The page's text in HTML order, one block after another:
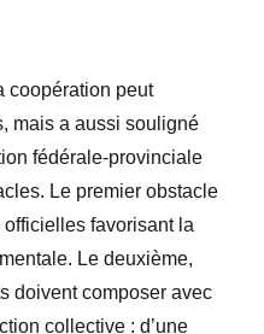
coopération peut
mais a aussi souligné
fédérale-provinciale
Le premier obstacle
favorisant la
Le deuxième,
doivent composer avec
collective : d’une